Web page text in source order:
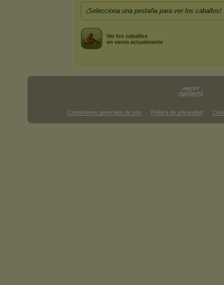
¡Selecciona una pestaña para ver los caballos!
Ver los caballos
en venta actualmente
Condiciones generales de uso Política de privacidad